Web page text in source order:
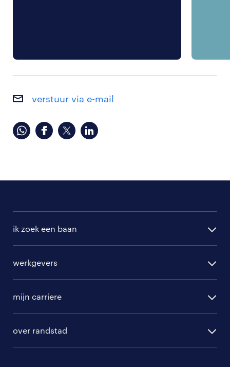
verstuur via e-mail
ik zoek een baan
randstad professional
randstad digital
werkgevers
hr-diensten
branches
mijn carriere
over randstad